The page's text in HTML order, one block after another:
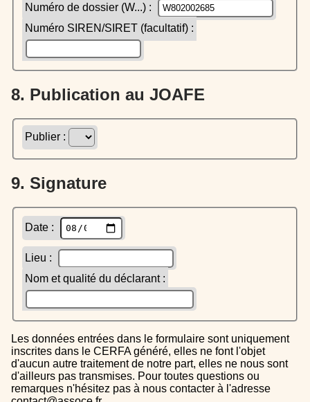
Numéro de dossier (W...) :
Numéro SIREN/SIRET (facultatif) :
8. Publication au JOAFE
Publier :
9. Signature
Date :
Lieu :
Nom et qualité du déclarant :
Les données entrées dans le formulaire sont uniquement
inscrites dans le CERFA généré, elles ne font l'objet
d'aucun autre traitement de notre part, elles ne nous sont
d'ailleurs pas transmises. Pour toutes questions ou
remarques n'hésitez pas à nous contacter à l'adresse